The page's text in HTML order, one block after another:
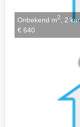
Onbekend m2, 2
€ 640